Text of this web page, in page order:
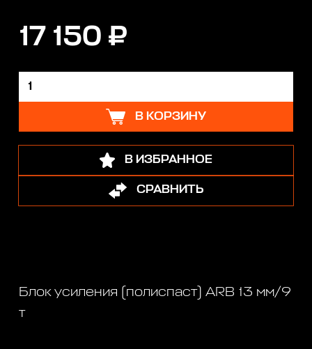
17 150 ₽
В КОРЗИНУ
В ИЗБРАННОЕ
СРАВНИТЬ
Блок усиления (полиспаст) ARB 13 мм/9
т